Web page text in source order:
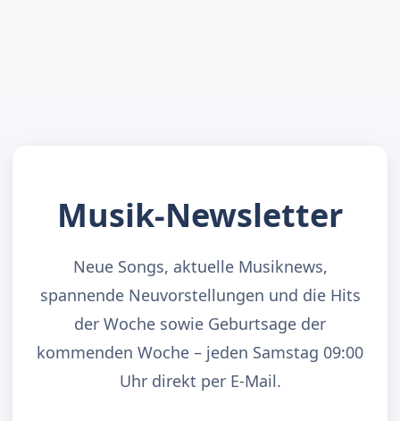
Musik-Newsletter
Neue Songs, aktuelle Musiknews,
spannende Neuvorstellungen und die Hits
der Woche sowie Geburtsage der
kommenden Woche – jeden Samstag 09:00
Uhr direkt per E-Mail.